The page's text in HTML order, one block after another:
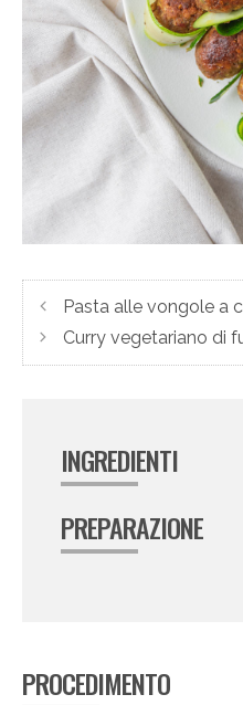
Pasta alle vongole a
Curry vegetariano di
INGREDIENTI
PREPARAZIONE
PROCEDIMENTO